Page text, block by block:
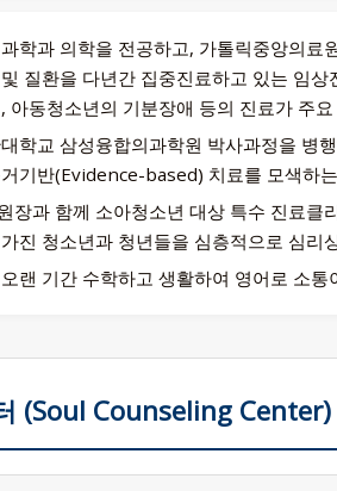
학과 의학을 전공하고, 가톨릭중앙의료
질환을 다년간 집중진료하고 있는 임
아동청소년의 기분장애 등의 진료가 주
학교 삼성융합의과학원 박사과정을 병
기반(Evidence-based) 치료를 모색하
장과 함께 소아청소년 대상 특수 진료클
진 청소년과 청년들을 심층적으로 심리
랜 기간 수학하고 생활하여 영어로 소
(Soul Counseling Center)